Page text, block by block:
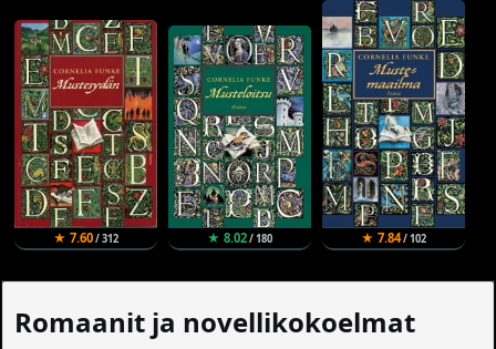
★ 7.60/ 312 ★ 8.02/ 180 ★ 7.84/ 102
Romaanit ja novellikokoelmat